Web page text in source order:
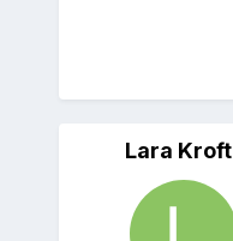
Lara Kroft